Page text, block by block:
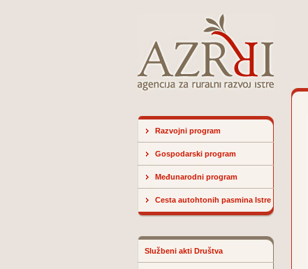
Razvojni program
Gospodarski program
Međunarodni program
Cesta autohtonih pasmina Istre
Službeni akti Društva